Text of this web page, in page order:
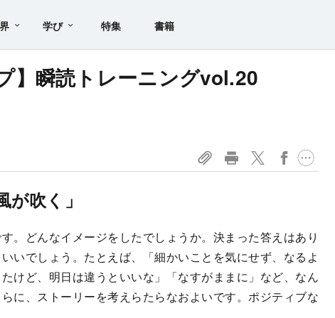
学び 特集 書籍
】瞬読トレーニングvol.20
吹く」
。どんなイメージをしたでしょうか。決まった答えはあり
いでしょう。たとえば、「細かいことを気にせず、なるよ
けど、明日は違うといいな」「なすがままに」など、なん
に、ストーリーを考えらたらなおよいです。ポジティブな